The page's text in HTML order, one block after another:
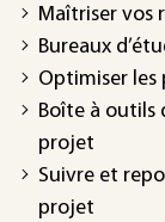
Maîtriser vos
Bureaux
Optimiser les
Boîte à outils
projet
Suivre et
projet